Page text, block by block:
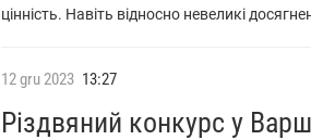
цінність. Навіть відносно невеликі
Різдвяний конкурс у
12gru2023 13:27